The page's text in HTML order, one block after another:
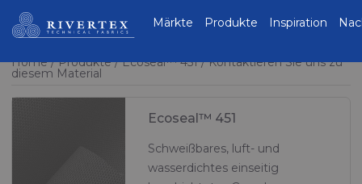
Home Produkte Ecoseal™ 451 Kontaktieren Sie uns zu
diesem Material
Ecoseal™ 451
Schweißbares, luft- und
wasserdichtes einseitig
Rivertex Technical
Fabrics Group
Märkte Produkte Inspiration